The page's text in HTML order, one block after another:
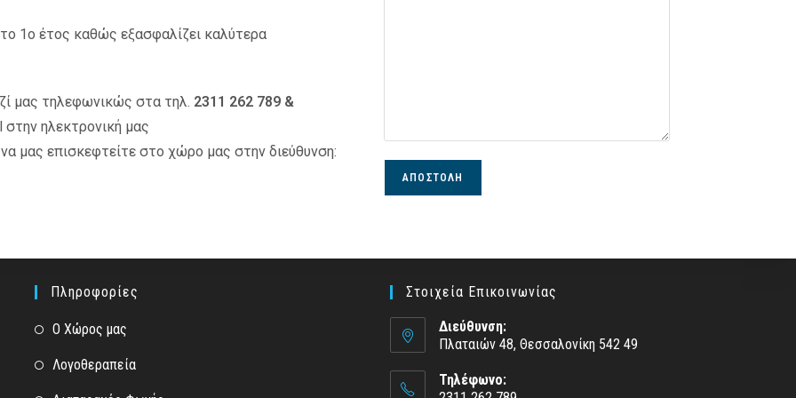
1ο έτος καθώς εξασφαλίζει καλύτερα
μας τηλεφωνικώς στα τηλ. 2311 262 789 &
ηλεκτρονική μας
μας επισκεφτείτε στο χώρο μας στην διεύθυνση:
Πληροφορίες
Ο Χώρος μας
Λογοθεραπεία
Στοιχεία Επικοινωνίας
Διεύθυνση:
Πλαταιών 48, Θεσσαλονίκη 542 49
Τηλέφωνο: